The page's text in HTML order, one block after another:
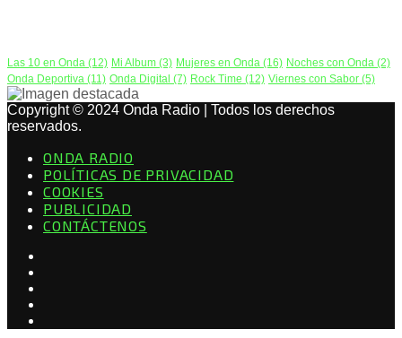
Las 10 en Onda (12) Mi Album (3) Mujeres en Onda (16) Noches con Onda (2)
Onda Deportiva (11) Onda Digital (7) Rock Time (12) Viernes con Sabor (5)
Copyright © 2024 Onda Radio | Todos los derechos
reservados.
ONDA RADIO
POLÍTICAS DE PRIVACIDAD
COOKIES
PUBLICIDAD
CONTÁCTENOS